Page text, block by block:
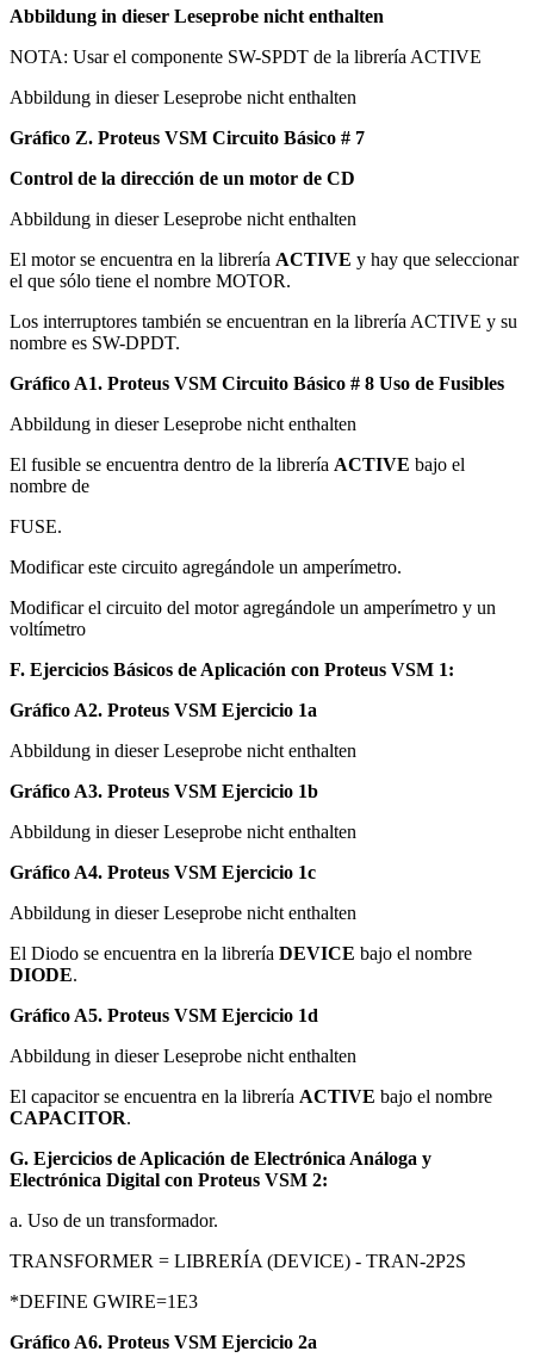
Abbildung in dieser Leseprobe nicht enthalten
NOTA: Usar el componente SW-SPDT de la librería ACTIVE
Abbildung in dieser Leseprobe nicht enthalten
Gráfico Z. Proteus VSM Circuito Básico # 7
Control de la dirección de un motor de CD
Abbildung in dieser Leseprobe nicht enthalten
El motor se encuentra en la librería ACTIVE y hay que seleccionar
el que sólo tiene el nombre MOTOR.
Los interruptores también se encuentran en la librería ACTIVE y su
nombre es SW-DPDT.
Gráfico A1. Proteus VSM Circuito Básico # 8 Uso de Fusibles
Abbildung in dieser Leseprobe nicht enthalten
El fusible se encuentra dentro de la librería ACTIVE bajo el
nombre de
FUSE.
Modificar este circuito agregándole un amperímetro.
Modificar el circuito del motor agregándole un amperímetro y un
voltímetro
F. Ejercicios Básicos de Aplicación con Proteus VSM 1:
Gráfico A2. Proteus VSM Ejercicio 1a
Abbildung in dieser Leseprobe nicht enthalten
Gráfico A3. Proteus VSM Ejercicio 1b
Abbildung in dieser Leseprobe nicht enthalten
Gráfico A4. Proteus VSM Ejercicio 1c
Abbildung in dieser Leseprobe nicht enthalten
El Diodo se encuentra en la librería DEVICE bajo el nombre
DIODE.
Gráfico A5. Proteus VSM Ejercicio 1d
Abbildung in dieser Leseprobe nicht enthalten
El capacitor se encuentra en la librería ACTIVE bajo el nombre
CAPACITOR.
G. Ejercicios de Aplicación de Electrónica Análoga y
Electrónica Digital con Proteus VSM 2:
a. Uso de un transformador.
TRANSFORMER = LIBRERÍA (DEVICE) - TRAN-2P2S
*DEFINE GWIRE=1E3
Gráfico A6. Proteus VSM Ejercicio 2a